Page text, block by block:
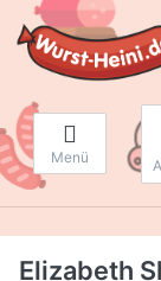
Menü
Elizabeth